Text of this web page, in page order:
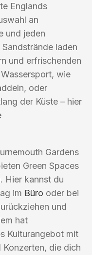
Englands
an
und jeden
laden
und erfrischenden
wie
oder
der Küste – hier
Gardens
Green Spaces
Hier kannst du
im Büro oder bei
und
hat
Kulturangebot mit
die dich